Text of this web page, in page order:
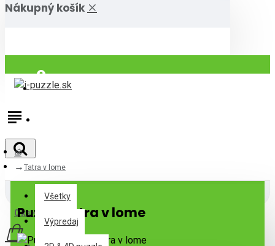
Nákupný košík
Prihlásiť
Všetky
Všetky
Výpredaj
0 ks - 0,00€
Tatra v lome
Puzzle Tatra v lome